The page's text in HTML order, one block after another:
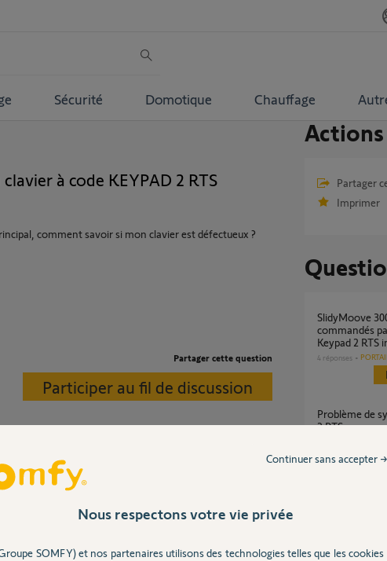
Sécurité Domotique Chauffage
à code KEYPAD 2 RTS
comment savoir si mon clavier est défectueux ?
Partager cette question
Participer au fil de discussion
Actions
Partager
Imprimer
SlidyMoove 300 RTS : deux moteurs
commandés
Keypad 2 RTS
4 réponses PORTAIL
Problème de synchronisation clavier KEYPAD
2 RTS
Keypad 2 rts
Nous respectons votre vie privée
SOMFY) et nos partenaires utilisons des technologies telles que les cookies
Continuer sans accepter →